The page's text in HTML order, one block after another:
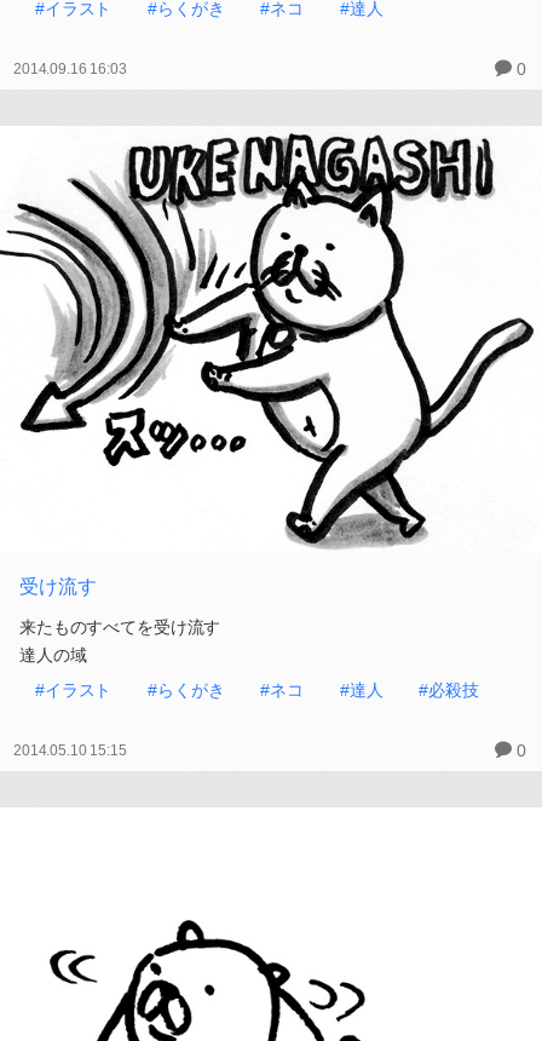
#イラスト
#らくがき #ネコ #達人
2014.09.16 16:03 0
受け流す
来たものすべてを受け流す
達人の域
#イラスト
#らくがき #ネコ #達人 #必殺技
2014.05.10 15:15 0